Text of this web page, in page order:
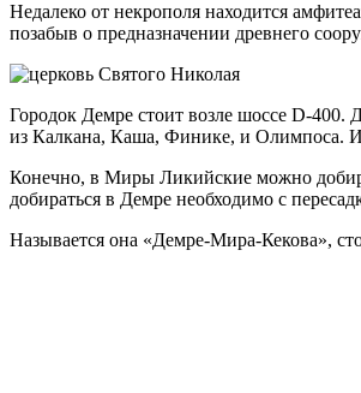
Недалеко от некрополя находится
позабыв о предназначении древнего
Городок Демре стоит возле шоссе D-400.
из Калкана, Каша, Финике, и Олимпоса.
Конечно, в Миры Ликийские можно
добираться в Демре необходимо с
Называется она «Демре-Мира-Кекова»,